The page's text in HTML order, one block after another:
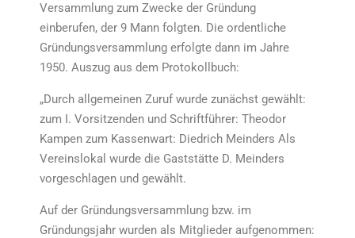
Versammlung zum Zwecke der Gründung
einberufen, der 9 Mann folgten. Die ordentliche
Gründungsversammlung erfolgte dann im Jahre
1950. Auszug aus dem Protokollbuch:
„Durch allgemeinen Zuruf wurde zunächst gewählt:
zum I. Vorsitzenden und Schriftführer: Theodor
Kampen zum Kassenwart: Diedrich Meinders Als
Vereinslokal wurde die Gaststätte D. Meinders
vorgeschlagen und gewählt.
Auf der Gründungsversammlung bzw. im
Gründungsjahr wurden als Mitglieder aufgenommen: